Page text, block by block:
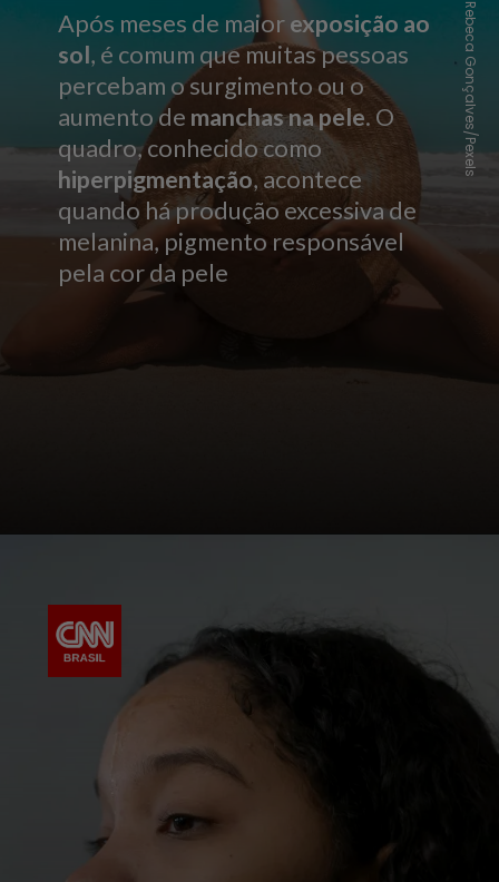
Após meses de maiorexposição ao
sol, é comum que muitas pessoas
percebam o surgimento ou o
aumento de manchas na pele. O
quadro, conhecido como
hiperpigmentação, acontece
quando há produção excessiva de
melanina, pigmento responsável
pela cor da pele
Rebeca Gonçalves/Pexels